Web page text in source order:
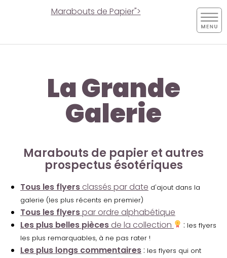
Marabouts de Papier">
La Grande
Galerie
Marabouts de papier et autres
prospectus ésotériques
Tous les flyers classés par date d'ajout dans la
galerie (les plus récents en premier)
Tous les flyerspar ordre alphabétique
Les plus belles pièces de la collection : les flyers
les plus remarquables, à ne pas rater !
Les plus longs commentaires : les flyers qui ont